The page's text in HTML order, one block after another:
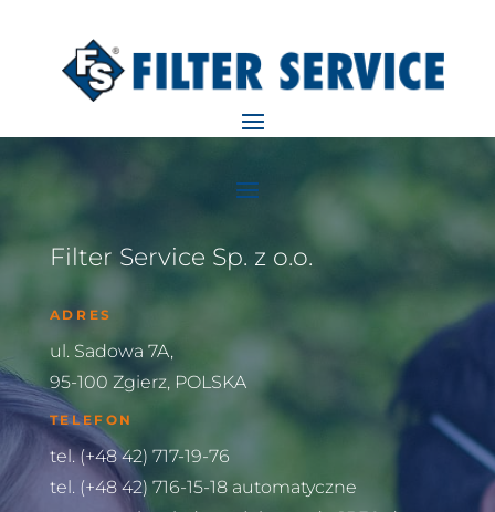
Filter Service Sp. z o.o.
ADRES
ul. Sadowa 7A,
95-100 Zgierz, POLSKA
TELEFON
tel. (+48 42) 717-19-76
tel. (+48 42) 716-15-18 automatyczne